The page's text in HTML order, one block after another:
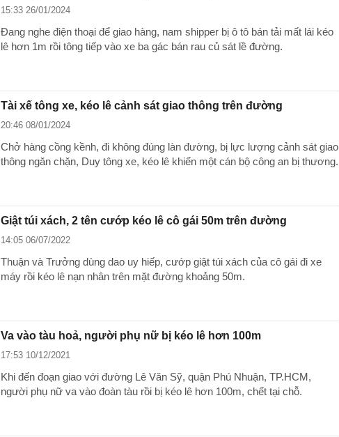
15:33 26/01/2024
Đang nghe điện thoại để giao hàng, nam shipper bị ô tô bán tải mất lái kéo
lê hơn 1m rồi tông tiếp vào xe ba gác bán rau củ sát lề đường.
Tài xế tông xe, kéo lê cảnh sát giao thông trên đường
20:46 08/01/2024
Chở hàng cồng kềnh, đi không đúng làn đường, bị lực lượng cảnh sát giao
thông ngăn chặn, Duy tông xe, kéo lê khiến một cán bộ công an bị thương.
Giật túi xách, 2 tên cướp kéo lê cô gái 50m trên đường
14:05 06/07/2022
Thuận và Trưởng dùng dao uy hiếp, cướp giật túi xách của cô gái đi xe
máy rồi kéo lê nạn nhân trên mặt đường khoảng 50m.
Va vào tàu hoả, người phụ nữ bị kéo lê hơn 100m
17:53 10/12/2021
Khi đến đoạn giao với đường Lê Văn Sỹ, quận Phú Nhuận, TP.HCM,
người phụ nữ va vào đoàn tàu rồi bị kéo lê hơn 100m, chết tại chỗ.